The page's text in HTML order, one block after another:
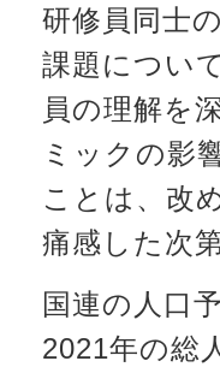
研修員同士
課題につい
員の理解を
ミックの影
ことは、改
痛感した次
国連の人口
2021年の総